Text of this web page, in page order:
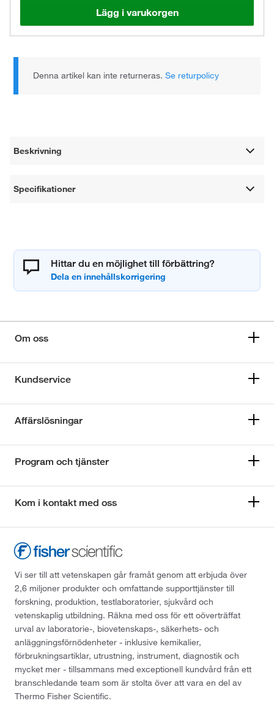
Lägg i varukorgen
Denna artikel kan inte returneras.Se returpolicy
Beskrivning
Specifikationer
Hittar du en möjlighet till förbättring?
Om oss
Kundservice
Affärslösningar
Program och tjänster
Kom i kontakt med oss
Vi ser till att vetenskapen går framåt genom att erbjuda över
2,6 miljoner produkter och omfattande supporttjänster till
forskning, produktion, testlaboratorier, sjukvård och
vetenskaplig utbildning. Räkna med oss för ett oöverträffat
urval av laboratorie-, biovetenskaps-, säkerhets- och
anläggningsförnödenheter - inklusive kemikalier,
förbrukningsartiklar, utrustning, instrument, diagnostik och
mycket mer - tillsammans med exceptionell kundvård från ett
branschledande team som är stolta över att vara en del av
Thermo Fisher Scientific.